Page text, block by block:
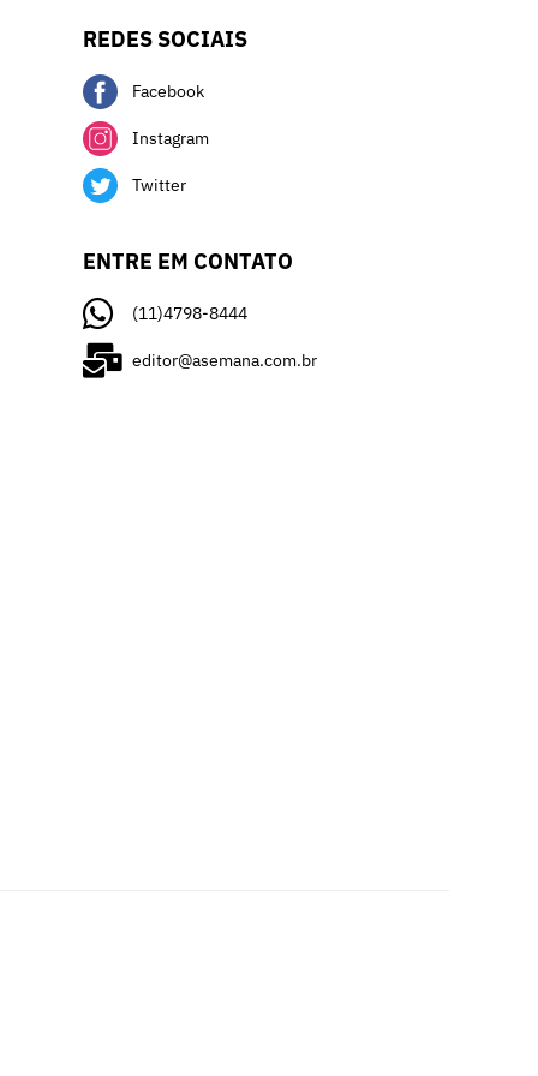
REDES SOCIAIS
Facebook
Instagram
Twitter
ENTRE EM CONTATO
(11)4798-8444
editor@asemana.com.br